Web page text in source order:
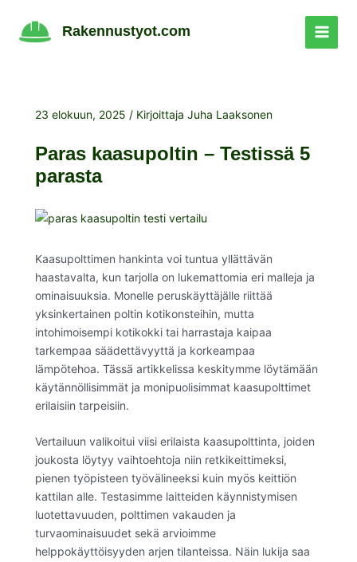
sisältöön
Rakennustyot.com
23 elokuun, 2025 / Kirjoittaja Juha Laaksonen
Paras kaasupoltin – Testissä 5
parasta
Kaasupolttimen hankinta voi tuntua yllättävän
haastavalta, kun tarjolla on lukemattomia eri malleja ja
ominaisuuksia. Monelle peruskäyttäjälle riittää
yksinkertainen poltin kotikonsteihin, mutta
intohimoisempi kotikokki tai harrastaja kaipaa
tarkempaa säädettävyyttä ja korkeampaa
lämpötehoa. Tässä artikkelissa keskitymme löytämään
käytännöllisimmät ja monipuolisimmat kaasupolttimet
erilaisiin tarpeisiin.
Vertailuun valikoitui viisi erilaista kaasupolttinta, joiden
joukosta löytyy vaihtoehtoja niin retkikeittimeksi,
pienen työpisteen työvälineeksi kuin myös keittiön
kattilan alle. Testasimme laitteiden käynnistymisen
luotettavuuden, polttimen vakauden ja
turvaominaisuudet sekä arvioimme
helppokäyttöisyyden arjen tilanteissa. Näin lukija saa